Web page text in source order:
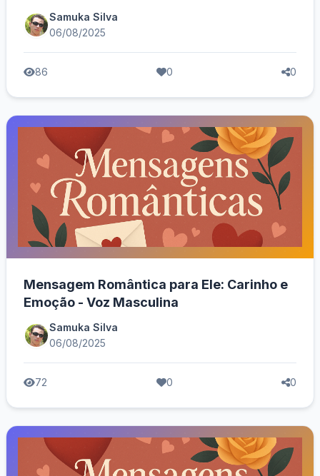
Samuka Silva
06/08/2025
86 0 0
Mensagem Romântica para Ele: Carinho e
Emoção - Voz Masculina
Samuka Silva
06/08/2025
72 0 0